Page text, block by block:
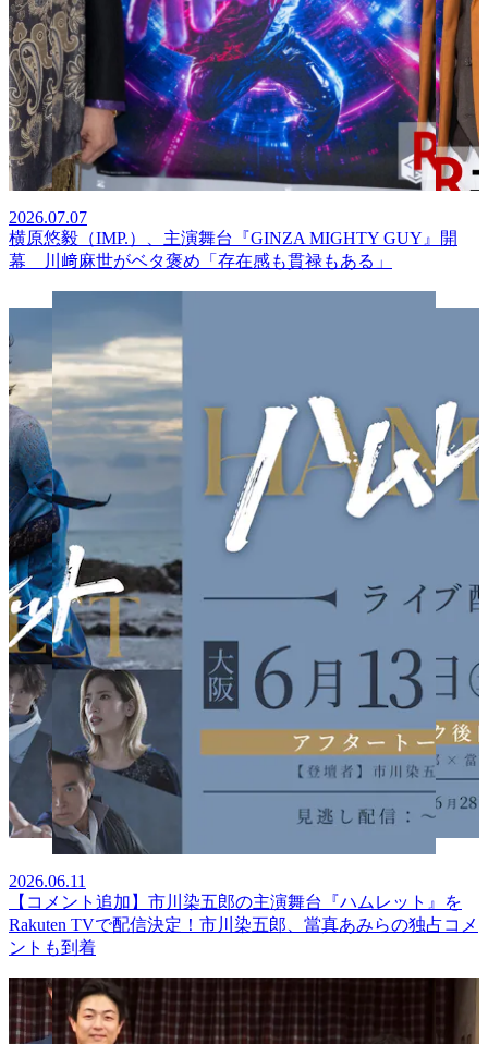
2026.07.07
横原悠毅（IMP.）、主演舞台『GINZA MIGHTY GUY』開
幕 川﨑麻世がベタ褒め「存在感も貫禄もある」
2026.06.11
【コメント追加】市川染五郎の主演舞台『ハムレット』を
Rakuten TVで配信決定！市川染五郎、當真あみらの独占コメ
ントも到着